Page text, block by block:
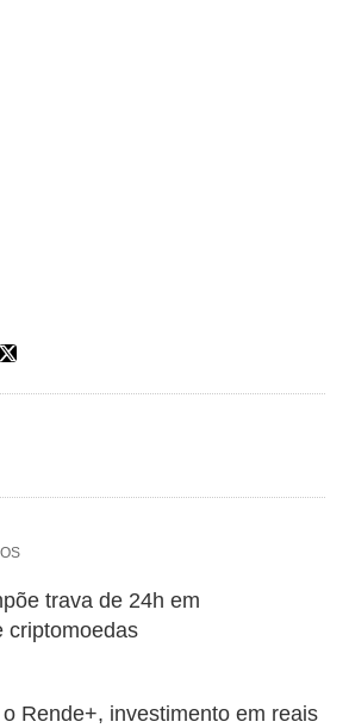
trava de 24h em
criptomoedas
Rende+, investimento em reais